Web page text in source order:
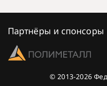
Партнёры и спонсоры
© 2013-2026